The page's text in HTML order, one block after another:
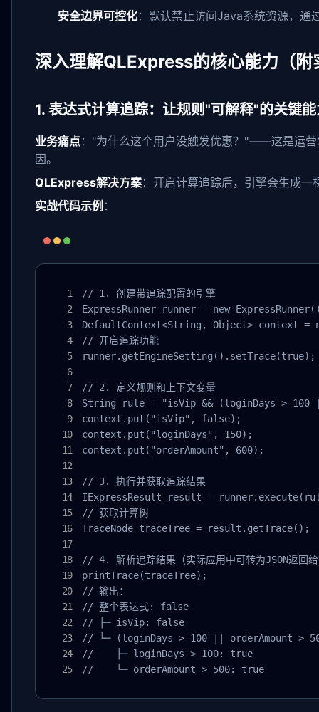
安全边界可控化：默认禁止访问Java系统资源，通
深入理解QLExpress的核心能力（附
1. 表达式计算追踪：让规则"可解释"的关键
业务痛点："为什么这个用户没触发优惠？"——这是运
因。
QLExpress解决方案：开启计算追踪后，引擎会生成
实战代码示例 ：
// 1. 创建带追踪配置的引擎
ExpressRunner runner = new
DefaultContext<String, Object> context =
// 开启追踪功能
runner.getEngineSetting().setTrace(true);
// 2. 定义规则和上下文变量
String rule = "isVip && (loginDays > 100
context.put("isVip", false);
context.put("loginDays", 150);
context.put("orderAmount", 600);
// 3. 执行并获取追踪结果
IExpressResult result =
// 获取计算树
TraceNode traceTree = result.getTrace();
// 4. 解析追踪结果（实际应用中可转为JSON返回
printTrace(traceTree);
// 输出：
// 整个表达式: false
// ├─ isVip: false
// └─ (loginDays > 100 || orderAmount >
//    ├─ loginDays > 100: true
//    └─ orderAmount > 500: true